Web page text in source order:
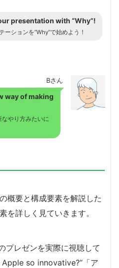
presentation with “Why”!
ーションを”Why”で始めよう！
Bさん
way of making
なやり方みたいに
概要と構成要素を解説した
を詳しく見ていきます。
プレゼンを実際に視聴して
Apple so innovative?”「ア